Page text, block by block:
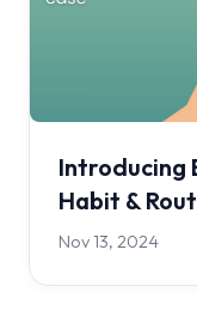
Introducing
Habit &
Nov 13, 2024